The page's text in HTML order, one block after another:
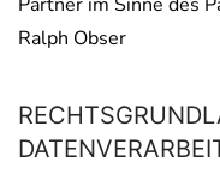
Ralph Obser